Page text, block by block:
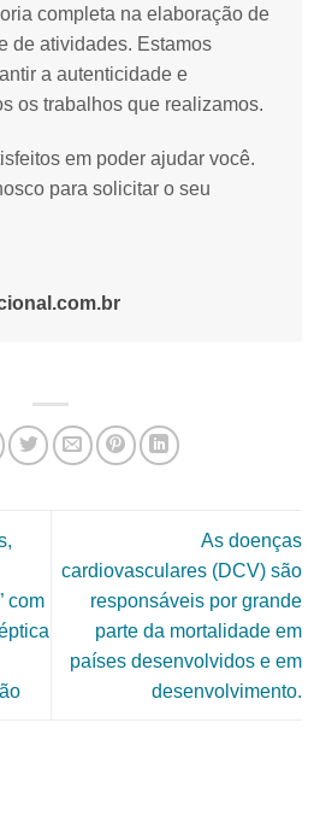
completa na elaboração de
de atividades. Estamos
a autenticidade e
os trabalhos que realizamos.
em poder ajudar você.
para solicitar o seu
com
As doenças
cardiovasculares (DCV) são
responsáveis por grande
parte da mortalidade em
países desenvolvidos e em
desenvolvimento.